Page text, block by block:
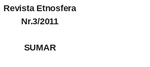
Revista Etnosfera
Nr.3/2011
SUMAR